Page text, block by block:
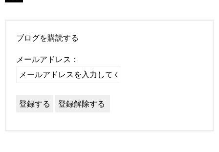
ブログを購読する
メールアドレス：